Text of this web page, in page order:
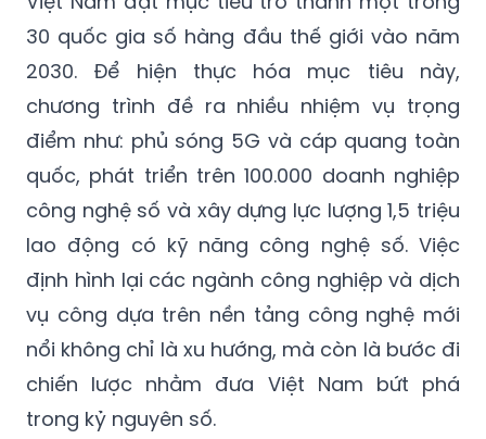
30 quốc gia số hàng đầu thế giới vào năm
2030. Để hiện thực hóa mục tiêu này,
chương trình đề ra nhiều nhiệm vụ trọng
điểm như: phủ sóng 5G và cáp quang toàn
quốc, phát triển trên 100.000 doanh nghiệp
công nghệ số và xây dựng lực lượng 1,5 triệu
lao động có kỹ năng công nghệ số. Việc
định hình lại các ngành công nghiệp và dịch
vụ công dựa trên nền tảng công nghệ mới
nổi không chỉ là xu hướng, mà còn là bước đi
chiến lược nhằm đưa Việt Nam bứt phá
trong kỷ nguyên số.